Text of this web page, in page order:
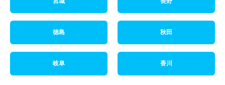
徳島 秋田
岐阜 香川